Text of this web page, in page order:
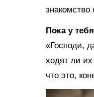
Пока у
«Господи,
ходят ли
что это,